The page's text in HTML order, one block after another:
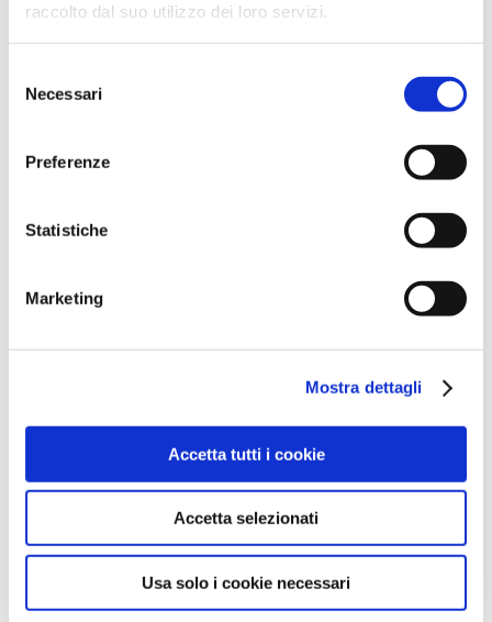
raccolto dal suo utilizzo dei loro servizi.
delNecessari
Preferenze
Statistiche
Marketing
Mostra dettagli
Accetta tutti i cookie
Accetta selezionati
Usa solo i cookie necessari